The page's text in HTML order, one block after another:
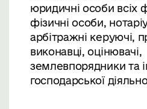
юридичні особи всіх
фізичні особи,
арбітражні керуючі,
виконавці, оцінювачі,
землевпорядники та
господарської